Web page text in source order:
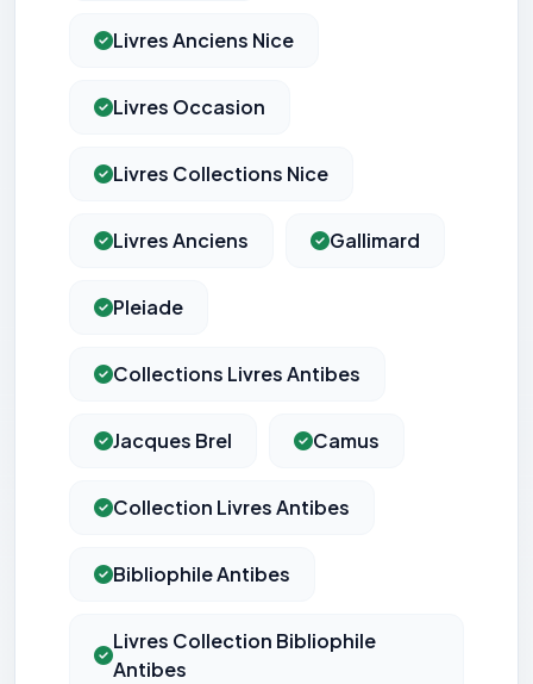
Livres Anciens Nice
Livres Occasion
Livres Collections Nice
Livres Anciens Gallimard
Pleiade
Collections Livres Antibes
Jacques Brel Camus
Collection Livres Antibes
Bibliophile Antibes
Livres Collection Bibliophile
Antibes